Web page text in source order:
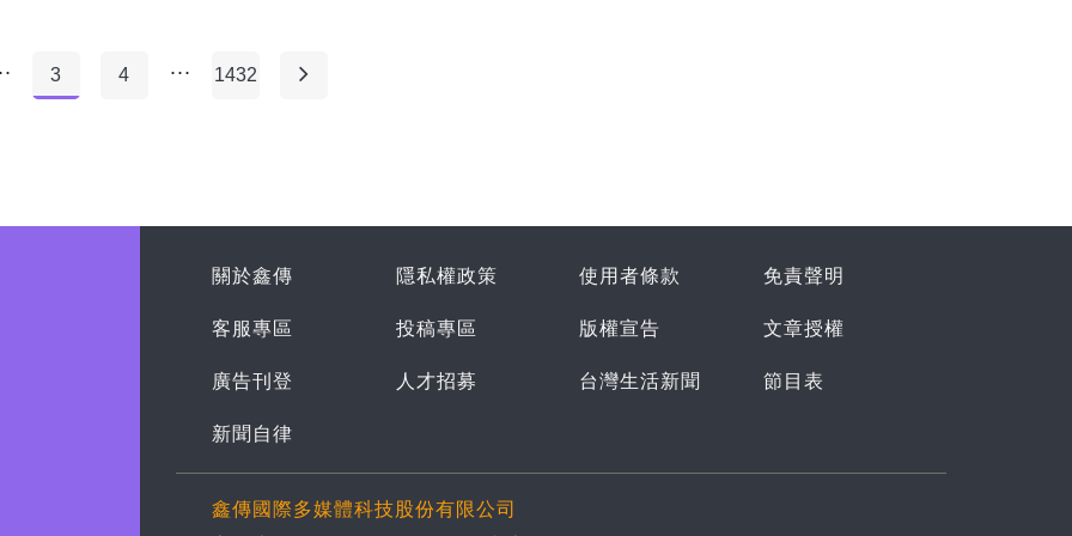
3 4 ... 1432
關於鑫傳 隱私權政策 使用者條款 免責聲明
客服專區 投稿專區 版權宣告 文章授權
廣告刊登 人才招募 台灣生活新聞 節目表
新聞自律
鑫傳國際多媒體科技股份有限公司